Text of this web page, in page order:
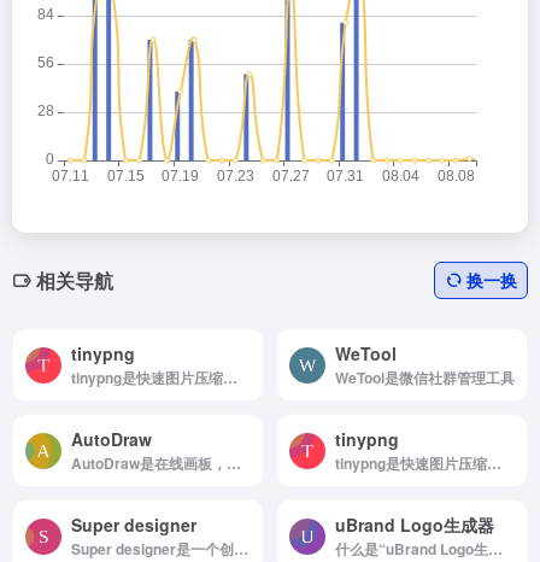
相关导航 换一换
tinypng
tinypng是快速图片压缩工具
WeTool
WeTool是微信社群管理工具
AutoDraw
AutoDraw是在线画板，为每个人快速绘图
tinypng
tinypng是快速图片压缩工具
Super designer
Super designer是一个创作漂亮图案、形状、背景、颜色的设计工具箱
uBrand Logo生成器
什么是“uBrand Logo生成器”？...